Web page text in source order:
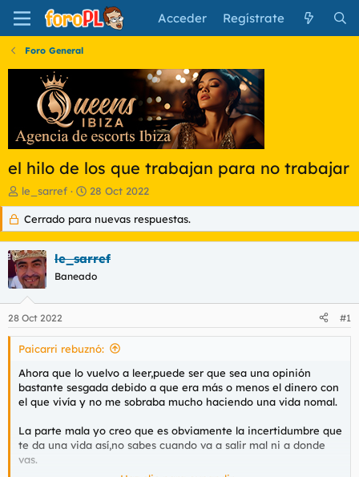
Acceder Regístrate
Foro General
el hilo de los que trabajan para no trabajar
I
n
c
i
a
d
o
r
d
e
l
e
m
a
le_sarref
F
e
c
h
d
e
n
c
i
28 Oct 2022
Cerrado para nuevas respuestas.
le_sarref
Baneado
28 Oct 2022 #1
Paicarri rebuznó:
Ahora que lo vuelvo a leer,puede ser que sea una opinión
bastante sesgada debido a que era más o menos el dinero con
el que vivía y no me sobraba mucho haciendo una vida nomal.
La parte mala yo creo que es obviamente la incertidumbre que
te da una vida así,no sabes cuando va a salir mal ni a donde
vas.